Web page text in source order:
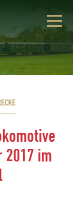
2017 im